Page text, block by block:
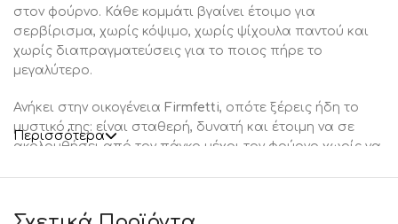
στον φούρνο. Κάθε κομμάτι βγαίνει έτοιμο για
σερβίρισμα, χωρίς κόψιμο, χωρίς ψίχουλα παντού και
χωρίς διαπραγματεύσεις για το ποιος πήρε το
μεγαλύτερο.
Ανήκει στην οικογένεια Firmfetti, οπότε ξέρεις ήδη το
μυστικό της: είναι σταθερή, δυνατή και έτοιμη να σε
ακολουθήσει από τον πάγκο μέχρι τον φούρνο χωρίς να
Περισσότερα